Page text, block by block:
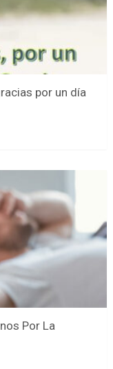
por un día
Por La